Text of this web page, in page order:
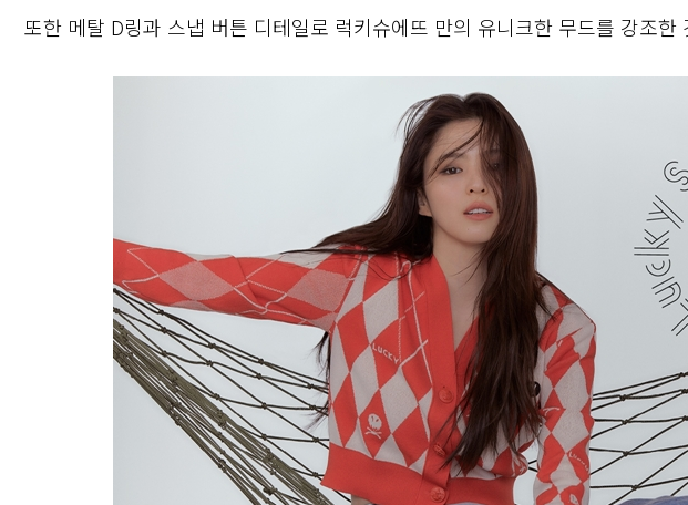
또한 메탈 D링과 스냅 버튼 디테일로 럭키슈에뜨 만의 유니크한 무드를 강조한